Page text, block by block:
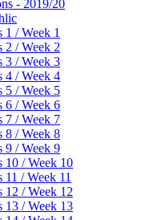
- 2019/20
1 / Week 1
2 / Week 2
3 / Week 3
4 / Week 4
5 / Week 5
6 / Week 6
7 / Week 7
8 / Week 8
9 / Week 9
10 / Week 10
11 / Week 11
12 / Week 12
13 / Week 13